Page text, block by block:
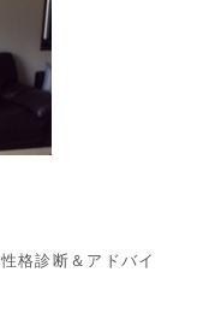
格診断＆アドバイ